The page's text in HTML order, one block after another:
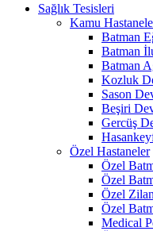
Sağlık Tesisleri
Kamu
Batman
Batman
Batman
Kozluk
Sason
Beşiri
Gercüş
Özel Hastaneler
Özel
Özel
Özel
Özel
Medical